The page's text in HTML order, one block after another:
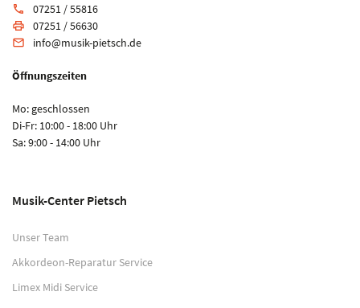
phone 07251 / 55816
print 07251 / 56630
email info@musik-pietsch.de
Öffnungszeiten
Mo: geschlossen
Di-Fr: 10:00 - 18:00 Uhr
Sa: 9:00 - 14:00 Uhr
Musik-Center Pietsch
Unser Team
Akkordeon-Reparatur Service
Limex Midi Service